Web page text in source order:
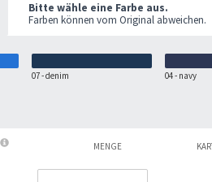
07 - denim 04 - navy
Bitte wähle eine Farbe aus.
Farben können vom Original abweichen.
MENGE